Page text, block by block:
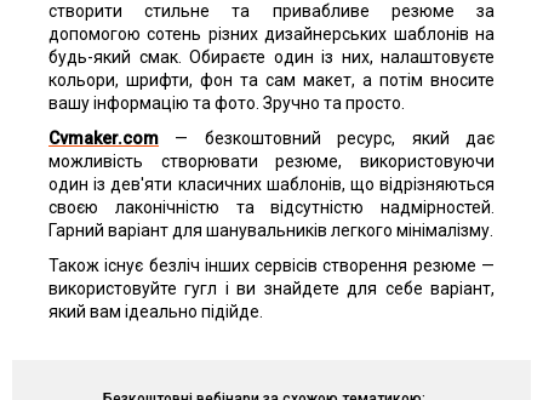
створити стильне та привабливе резюме за
допомогою сотень різних дизайнерських шаблонів на
будь-який смак. Обираєте один із них, налаштовуєте
кольори, шрифти, фон та сам макет, а потім вносите
вашу інформацію та фото. Зручно та просто.
Cvmaker.com — безкоштовний ресурс, який дає
можливість створювати резюме, використовуючи
один із дев'яти класичних шаблонів, що відрізняються
своєю лаконічністю та відсутністю надмірностей.
Гарний варіант для шанувальників легкого мінімалізму.
Також існує безліч інших сервісів створення резюме —
використовуйте гугл і ви знайдете для себе варіант,
який вам ідеально підійде.